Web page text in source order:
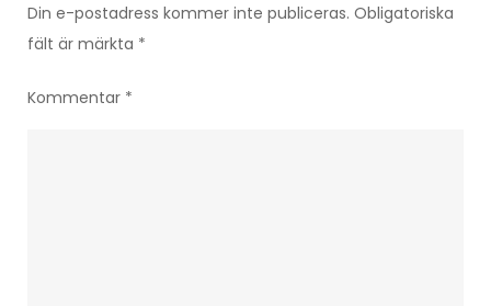
Din e-postadress kommer inte publiceras. Obligatoriska
fält är märkta *
Kommentar *